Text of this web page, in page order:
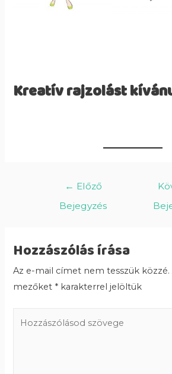
Kreatív rajzolást
← Előző
Bejegyzés
Hozzászólás írása
Az e-mail címet nem tesszük közzé.
mezőket * karakterrel jelöltük